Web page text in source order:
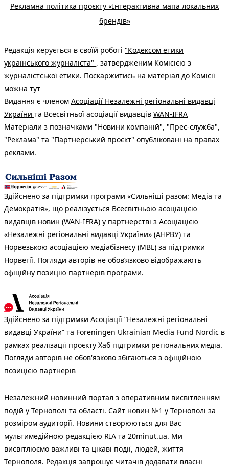
Рекламна політика проєкту «Інтерактивна мапа локальних
брендів»
Редакція керується в своїй роботі "Кодексом етики
українського журналіста" , затвердженим Комісією з
журналістської етики. Поскаржитись на матеріал до Комісії
можна тут
Видання є членом Асоціації Незалежні регіональні видавці
України та Всесвітньої асоціації видавців WAN-IFRA
Матеріали з позначками "Новини компаній", "Прес-служба",
"Реклама" та "Партнерський проєкт" опубліковані на правах
реклами.
Здійснено за підтримки програми «Сильніші разом: Медіа та
Демократія», що реалізується Всесвітньою асоціацією
видавців новин (WAN-IFRA) у партнерстві з Асоціацією
«Незалежні регіональні видавці України» (АНРВУ) та
Норвезькою асоціацією медіабізнесу (MBL) за підтримки
Норвегії. Погляди авторів не обов’язково відображають
офіційну позицію партнерів програми.
Здійснено за підтримки Асоціації “Незалежні регіональні
видавці України” та Foreningen Ukrainian Media Fund Nordic в
рамках реалізації проєкту Хаб підтримки регіональних медіа.
Погляди авторів не обов'язково збігаються з офіційною
позицією партнерів
Незалежний новинний портал з оперативним висвітленням
подій у Тернополі та області. Сайт новин №1 у Тернополі за
розміром аудиторії. Новини створюються для Вас
мультимедійною редакцією RIA та 20minut.ua. Ми
висвітлюємо важливі та цікаві події, людей, життя
Тернополя. Редакція запрошує читачів додавати власні